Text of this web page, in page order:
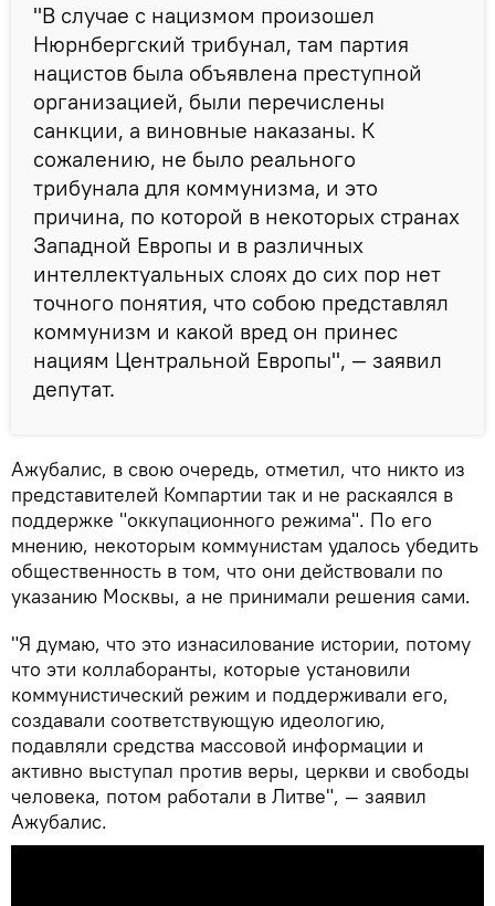
"В случае с нацизмом произошел
Нюрнбергский трибунал, там партия
нацистов была объявлена преступной
организацией, были перечислены
санкции, а виновные наказаны. К
сожалению, не было реального
трибунала для коммунизма, и это
причина, по которой в некоторых странах
Западной Европы и в различных
интеллектуальных слоях до сих пор нет
точного понятия, что собою представлял
коммунизм и какой вред он принес
нациям Центральной Европы", — заявил
депутат.
Ажубалис, в свою очередь, отметил, что никто из
представителей Компартии так и не раскаялся в
поддержке "оккупационного режима". По его
мнению, некоторым коммунистам удалось убедить
общественность в том, что они действовали по
указанию Москвы, а не принимали решения сами.
"Я думаю, что это изнасилование истории, потому
что эти коллаборанты, которые установили
коммунистический режим и поддерживали его,
создавали соответствующую идеологию,
подавляли средства массовой информации и
активно выступал против веры, церкви и свободы
человека, потом работали в Литве", — заявил
Ажубалис.